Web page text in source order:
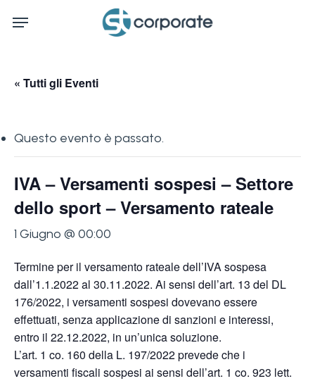
Menu
« Tutti gli Eventi
Questo evento è passato.
IVA – Versamenti sospesi – Settore
dello sport – Versamento rateale
1 Giugno @ 00:00
Termine per il versamento rateale dell’IVA sospesa
dall’1.1.2022 al 30.11.2022. Ai sensi dell’art. 13 del DL
176/2022, i versamenti sospesi dovevano essere
effettuati, senza applicazione di sanzioni e interessi,
entro il 22.12.2022, in un’unica soluzione.
L’art. 1 co. 160 della L. 197/2022 prevede che i
versamenti fiscali sospesi ai sensi dell’art. 1 co. 923 lett.